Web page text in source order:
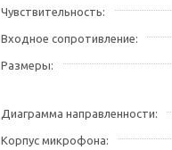
Чувствительность
Входное сопротивление
Размеры
Диаграмма направленности
Корпус микрофона